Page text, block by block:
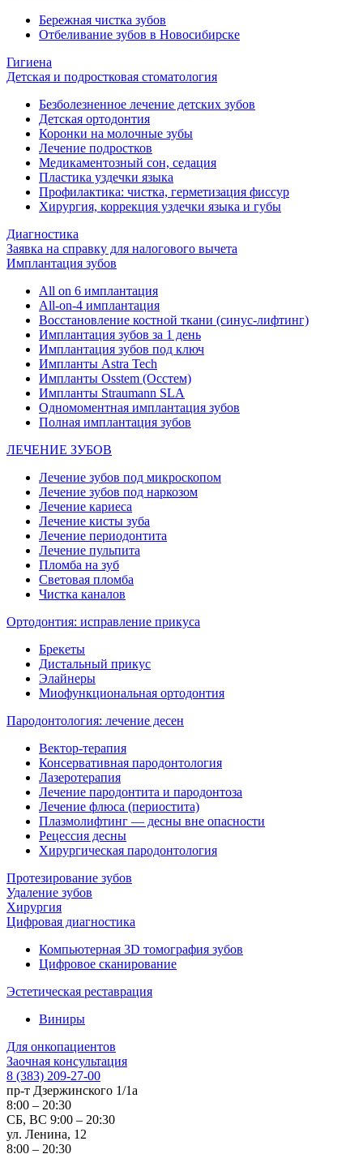
Бережная чистка зубов
Отбеливание зубов в Новосибирске
Гигиена
Детская и подростковая стоматология
Безболезненное лечение детских зубов
Детская ортодонтия
Коронки на молочные зубы
Лечение подростков
Медикаментозный сон, седация
Пластика уздечки языка
Профилактика: чистка, герметизация фиссур
Хирургия, коррекция уздечки языка и губы
Диагностика
Заявка на справку для налогового вычета
Имплантация зубов
All on 6 имплантация
All-on-4 имплантация
Восстановление костной ткани (синус-лифтинг)
Имплантация зубов за 1 день
Имплантация зубов под ключ
Импланты Astra Tech
Импланты Osstem (Осстем)
Импланты Straumann SLA
Одномоментная имплантация зубов
Полная имплантация зубов
ЛЕЧЕНИЕ ЗУБОВ
Лечение зубов под микроскопом
Лечение зубов под наркозом
Лечение кариеса
Лечение кисты зуба
Лечение периодонтита
Лечение пульпита
Пломба на зуб
Световая пломба
Чистка каналов
Ортодонтия: исправление прикуса
Брекеты
Дистальный прикус
Элайнеры
Миофункциональная ортодонтия
Пародонтология: лечение десен
Вектор-терапия
Консервативная пародонтология
Лазеротерапия
Лечение пародонтита и пародонтоза
Лечение флюса (периостита)
Плазмолифтинг — десны вне опасности
Рецессия десны
Хирургическая пародонтология
Протезирование зубов
Удаление зубов
Хирургия
Цифровая диагностика
Компьютерная 3D томография зубов
Цифровое сканирование
Эстетическая реставрация
Виниры
Для онкопациентов
Заочная консультация
8 (383) 209-27-00
пр-т Дзержинского 1/1а
8:00 – 20:30
СБ, ВС 9:00 – 20:30
ул. Ленина, 12
8:00 – 20:30